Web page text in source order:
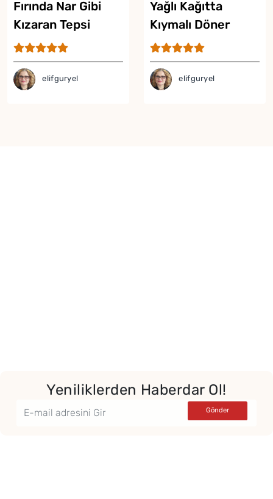
Fırında Nar Gibi
Kızaran Tepsi
Kebabı Tarifi
elifguryel
Yağlı Kağıtta
Kıymalı Döner
Tarifi
elifguryel
Yeniliklerden Haberdar Ol!